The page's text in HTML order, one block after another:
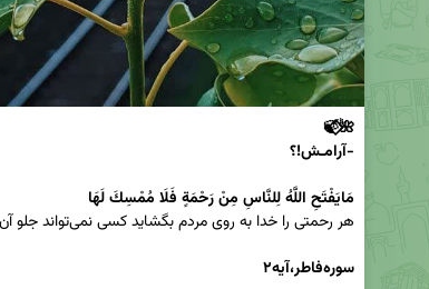
مَايَفْتَحِ اللَّهُ لِلنَّاسِ مِنْ رَحْمَةٍ فَلَا مُمْسِكَ لَهَا
سوره‌فاطر،آیه۲